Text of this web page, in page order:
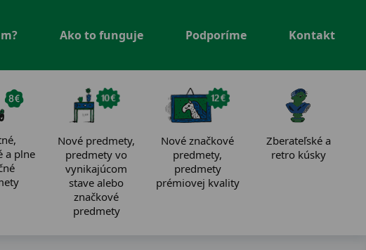
Ako to funguje Podporíme Kontakt
a plne
Nové predmety,
predmety vo
vynikajúcom
stave alebo
značkové
predmety
Nové značkové
predmety,
predmety
prémiovej kvality
Zberateľské a
retro kúsky